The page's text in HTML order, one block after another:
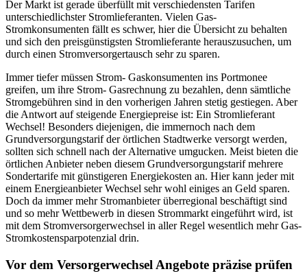
Der Markt ist gerade überfüllt mit verschiedensten Tarifen
unterschiedlichster Stromlieferanten. Vielen Gas-
Stromkonsumenten fällt es schwer, hier die Übersicht zu behalten
und sich den preisgünstigsten Stromlieferante herauszusuchen, um
durch einen Stromversorgertausch sehr zu sparen.
Immer tiefer müssen Strom- Gaskonsumenten ins Portmonee
greifen, um ihre Strom- Gasrechnung zu bezahlen, denn sämtliche
Stromgebühren sind in den vorherigen Jahren stetig gestiegen. Aber
die Antwort auf steigende Energiepreise ist: Ein Stromlieferant
Wechsel! Besonders diejenigen, die immernoch nach dem
Grundversorgungstarif der örtlichen Stadtwerke versorgt werden,
sollten sich schnell nach der Alternative umgucken. Meist bieten die
örtlichen Anbieter neben diesem Grundversorgungstarif mehrere
Sondertarife mit günstigeren Energiekosten an. Hier kann jeder mit
einem Energieanbieter Wechsel sehr wohl einiges an Geld sparen.
Doch da immer mehr Stromanbieter überregional beschäftigt sind
und so mehr Wettbewerb in diesen Strommarkt eingeführt wird, ist
mit dem Stromversorgerwechsel in aller Regel wesentlich mehr Gas-
Stromkostensparpotenzial drin.
Vor dem Versorgerwechsel Angebote präzise prüfen